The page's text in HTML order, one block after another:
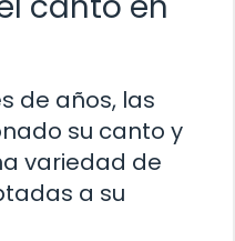
de años, las
su canto y
variedad de
a su